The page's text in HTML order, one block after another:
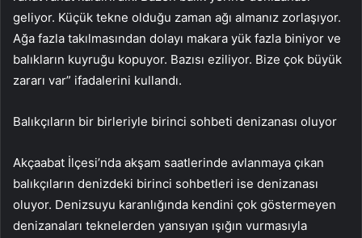
geliyor. Küçük tekne olduğu zaman ağı almanız zorlaşıyor.
Ağa fazla takılmasından dolayı makara yük fazla biniyor ve
balıkların kuyruğu kopuyor. Bazısı eziliyor. Bize çok büyük
zararı var” ifadalerini kullandı.
Balıkçıların bir birleriyle birinci sohbeti denizanası oluyor
Akçaabat İlçesi’nda akşam saatlerinde avlanmaya çıkan
balıkçıların denizdeki birinci sohbetleri ise denizanası
oluyor. Denizsuyu karanlığında kendini çok göstermeyen
denizanaları teknelerden yansıyan ışığın vurmasıyla